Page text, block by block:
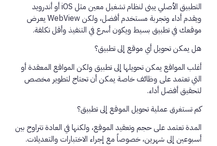
التطبيق الأصلي يبنى لنظام تشغيل معين مثل iOS أو أندرويد
ويقدم أداء وتجربة مستخدم أفضل، ولكن WebView يعرض
موقعك في تطبيق بسيط ويكون أسرع في التنفيذ وأقل تكلفة.
هل يمكن تحويل أي موقع إلى تطبيق؟
أغلب المواقع يمكن تحويلها إلى تطبيق ولكن المواقع المعقدة أو
التي تعتمد على وظائف خاصة يمكن أن تحتاج لتطوير مخصص
لتحقيق أفضل أداء.
كم تستغرق عملية تحويل الموقع إلى تطبيق؟
المدة تعتمد على حجم وتعقيد الموقع، ولكنها في العادة تتراوح بين
أسبوعين إلى شهرين، خصوصاً مع إجراء الاختبارات والتعديلات.